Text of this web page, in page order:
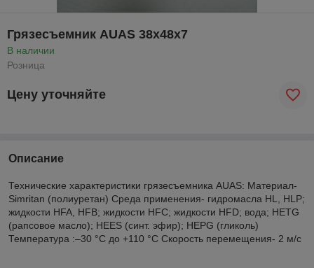
Грязесъемник AUAS 38х48х7
В наличии
Розница
Цену уточняйте
Описание
Технические характеристики грязесъемника AUAS: Материал-
Simritan (полиуретан) Среда применения- гидромасла HL, HLP;
жидкости HFA, HFB; жидкости HFC; жидкости HFD; вода; HETG
(рапсовое масло); HEES (синт. эфир); HEPG (гликоль)
Температура :–30 °C до +110 °C Скорость перемещения- 2 м/с